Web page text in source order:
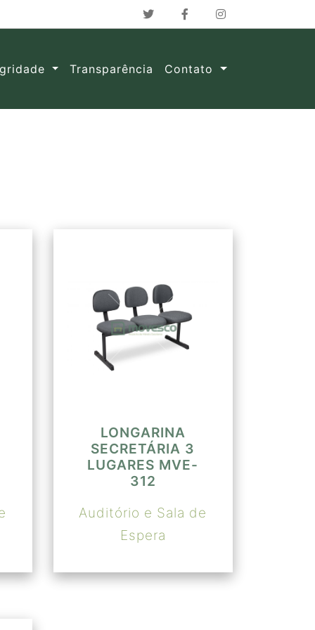
Transparência Contato
LONGARINA
SECRETÁRIA 3
LUGARES MVE-
312
Auditório e Sala de
Espera